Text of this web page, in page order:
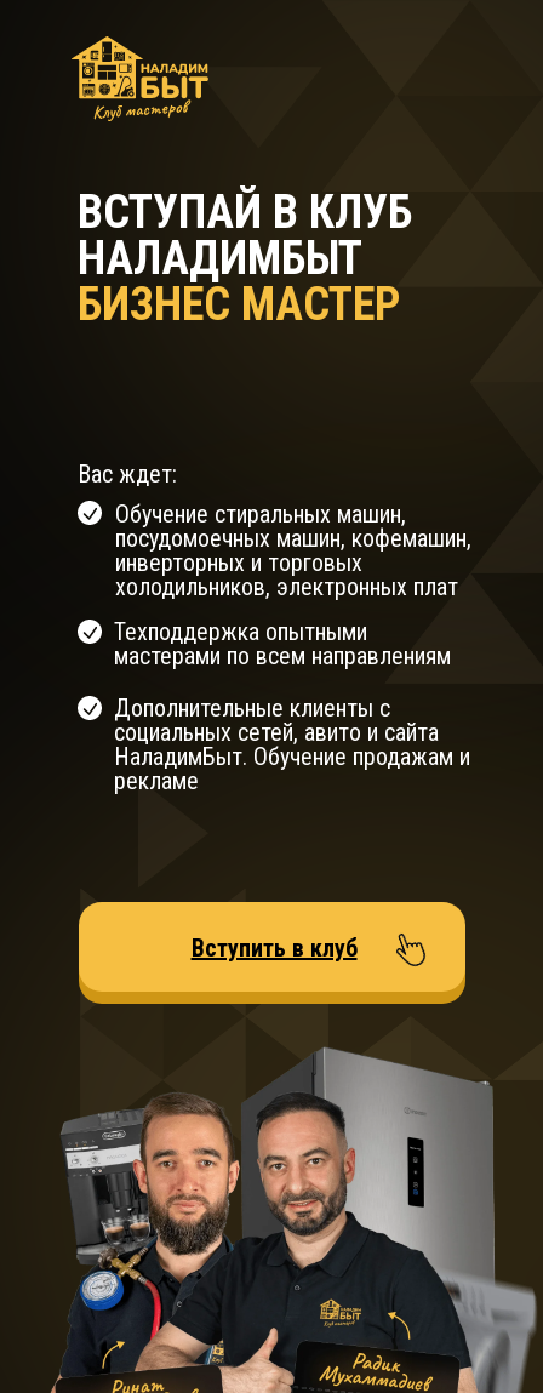
ВСТУПАЙ В КЛУБ
НАЛАДИМБЫТ
БИЗНЕС МАСТЕР
Вступить в клуб
Обучение стиральных машин,
посудомоечных машин, кофемашин,
инверторных и торговых
холодильников, электронных плат
Техподдержка опытными
мастерами по всем направлениям
Дополнительные клиенты с
социальных сетей, авито и сайта
НаладимБыт. Обучение продажам и
рекламе
Вас ждет: